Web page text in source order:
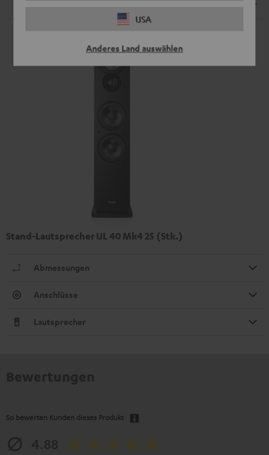
USA
Anderes Land auswählen
Stand-Lautsprecher UL 40 Mk4 25 (Stk.)
Abmessungen
Anschlüsse
Lautsprecher
So bewerten Kunden dieses Produkt